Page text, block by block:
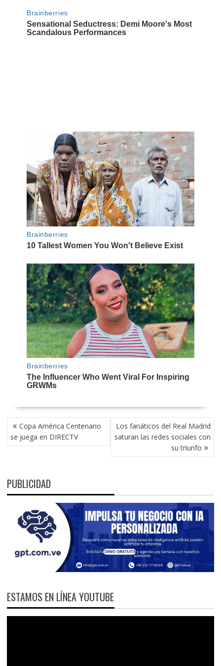
NAVEGACIÓN
DE
ENTRADAS
Copa América Centenario
se juega en DIRECTV
Los fanáticos del Real Madrid
saturan las redes sociales con
su triunfo
PUBLICIDAD
ESTAMOS EN LÍNEA YOUTUBE